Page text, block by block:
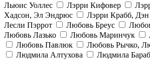
Льюис Уоллес
Лэрри Кифовер
Хадсон, Эл Эндрюс
Лэрри Крабб,
Лесли Пэррот
Любовь Бреус
Любовь Лазько
Любовь Маринчук
Любовь Павлюк
Любовь Рычко,
Людмила Алтухова
Людмила